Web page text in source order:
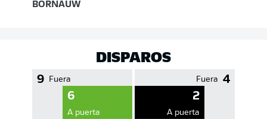
BORNAUW
DISPAROS
9 Fuera
6
A puerta
4
Fuera
2
A puerta